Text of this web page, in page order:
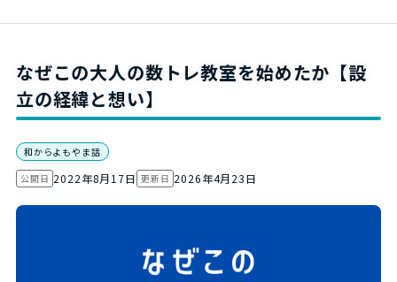
なぜこの大人の数トレ教室を始めたか【設
立の経緯と想い】
和からよもやま話
公開日 2022年8月17日 更新日 2026年4月23日